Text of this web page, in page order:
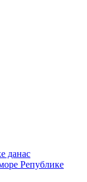
данас
Републике